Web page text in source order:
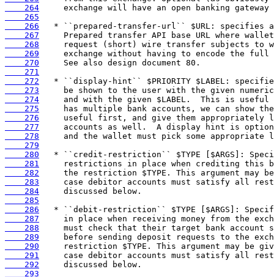
    264
    265
    266
    267
    268
    269
    270
    271
    272
    273
    274
    275
    276
    277
    278
    279
    280
    281
    282
    283
    284
    285
    286
    287
    288
    289
    290
    291
    292
    293